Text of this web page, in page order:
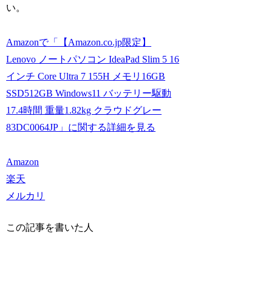
い。
Amazonで「【Amazon.co.jp限定】
Lenovo ノートパソコン IdeaPad Slim 5 16
インチ Core Ultra 7 155H メモリ16GB
SSD512GB Windows11 バッテリー駆動
17.4時間 重量1.82kg クラウドグレー
83DC0064JP」に関する詳細を見る
Amazon
楽天
メルカリ
この記事を書いた人